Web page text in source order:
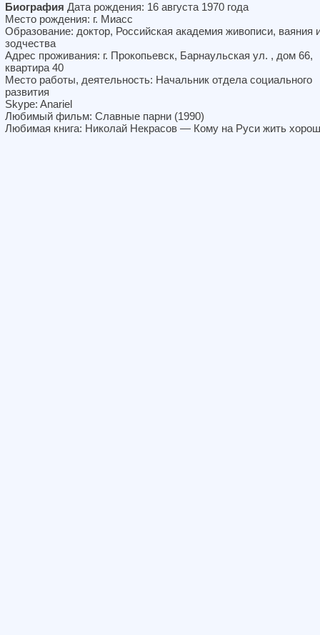
Биография Дата рождения: 16 августа 1970 года
Место рождения: г. Миасс
Образование: доктор, Российская академия живописи, ваяния
зодчества
Адрес проживания: г. Прокопьевск, Барнаульская ул. , дом 66,
квартира 40
Место работы, деятельность: Начальник отдела социального
развития
Skype: Anariel
Любимый фильм: Славные парни (1990)
Любимая книга: Николай Некрасов — Кому на Руси жить